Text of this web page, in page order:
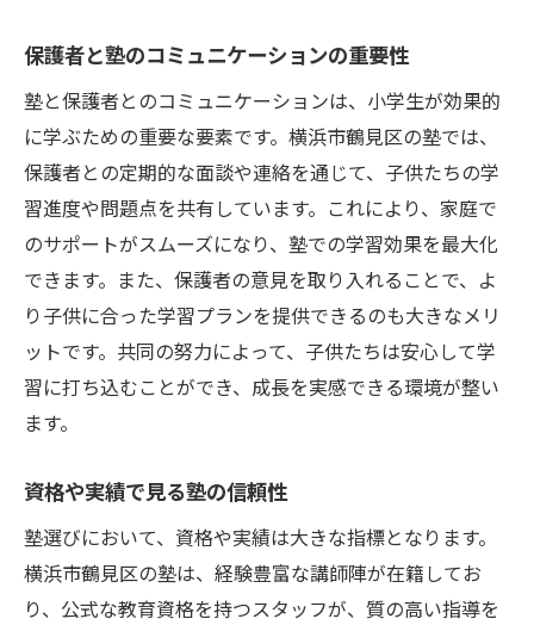
保護者と塾のコミュニケーションの重要性
塾と保護者とのコミュニケーションは、小学生が効果的
に学ぶための重要な要素です。横浜市鶴見区の塾では、
保護者との定期的な面談や連絡を通じて、子供たちの学
習進度や問題点を共有しています。これにより、家庭で
のサポートがスムーズになり、塾での学習効果を最大化
できます。また、保護者の意見を取り入れることで、よ
り子供に合った学習プランを提供できるのも大きなメリ
ットです。共同の努力によって、子供たちは安心して学
習に打ち込むことができ、成長を実感できる環境が整い
ます。
資格や実績で見る塾の信頼性
塾選びにおいて、資格や実績は大きな指標となります。
横浜市鶴見区の塾は、経験豊富な講師陣が在籍してお
り、公式な教育資格を持つスタッフが、質の高い指導を